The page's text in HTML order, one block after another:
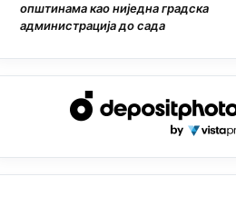
општинама као ниједна градска
администрација до сада